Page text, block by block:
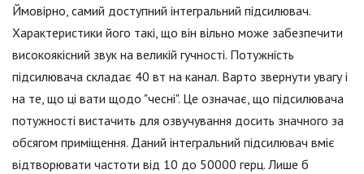
Ймовірно, самий доступний інтегральний підсилювач.
Характеристики його такі, що він вільно може забезпечити
високоякісний звук на великій гучності. Потужність
підсилювача складає 40 вт на канал. Варто звернути увагу і
на те, що ці вати щодо "чесні". Це означає, що підсилювача
потужності вистачить для озвучування досить значного за
обсягом приміщення. Даний інтегральний підсилювач вміє
відтворювати частоти від 10 до 50000 герц. Лише б